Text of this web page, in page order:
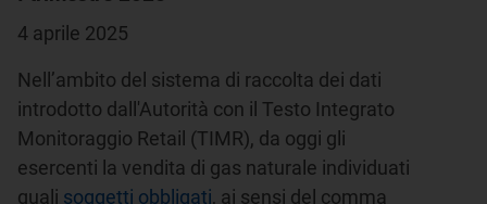
4 aprile 2025
Nell’ambito del sistema di raccolta dei dati
introdotto dall'Autorità con il Testo Integrato
Monitoraggio Retail (TIMR), da oggi gli
esercenti la vendita di gas naturale individuati
quali soggetti obbligati, ai sensi del comma